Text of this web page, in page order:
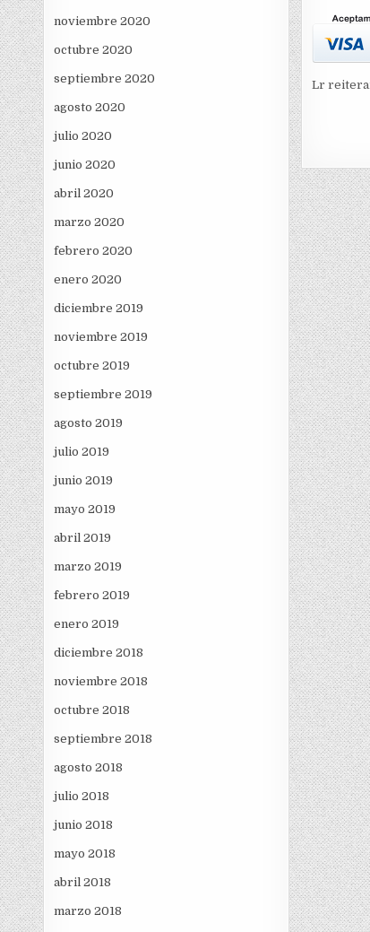
noviembre 2020
octubre 2020
septiembre 2020
agosto 2020
julio 2020
junio 2020
abril 2020
marzo 2020
febrero 2020
enero 2020
diciembre 2019
noviembre 2019
octubre 2019
septiembre 2019
agosto 2019
julio 2019
junio 2019
mayo 2019
abril 2019
marzo 2019
febrero 2019
enero 2019
diciembre 2018
noviembre 2018
octubre 2018
septiembre 2018
agosto 2018
julio 2018
junio 2018
mayo 2018
abril 2018
marzo 2018
Lr